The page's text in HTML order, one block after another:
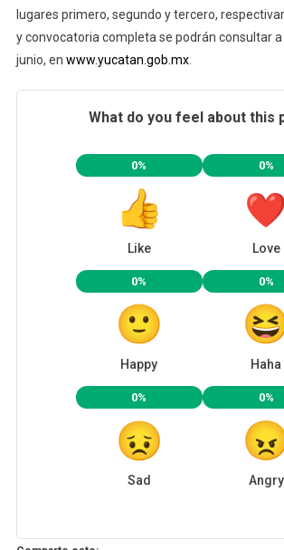
lugares primero, segundo y tercero,
y convocatoria completa se podrán consultar
junio, en www.yucatan.gob.mx.
What do you feel about this
0%
Like
0%
Love
0%
Happy
0%
Haha
0%
Sad
0%
Angry